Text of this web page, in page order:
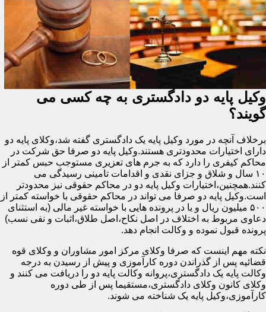
وکیل پایه دو دادگستری به چه کسی می
گویند؟
برخلاف آنچه در مورد وکیل پایه یک دادگستری گفته شد،وکلای پایه دو
دارای اختیارات محدودتری هستند.وکیل پایه دو صرفا حق شرکت در
محاکم کیفری را دارد که به جرم های تعزیری مستوجب حبس کمتر از
۱۰ سال و شلاق و جزای نقدی و اقدامات تامینی رسیدگی می
کنند.همچنین،اختیارات وکیل پایه دو در محاکم حقوقی نیز محدودتر
است.وکیل پایه دو صرفا می تواند در محاکم حقوقی با خواسته کمتر از
۵۰۰ میلیون ریال و یا در پرونده هایی با خواسته غیر مالی (به استثنای
دعاوی مربوط به اختلاف در اصل نکاح،اصل طلاق،اثبات و نفی نسب)
پرونده قبول نموده و وکالت انجام دهد.
نکته مهم اینست که صرفا وکلای مرکز امور مشاوران و وکلای قوه
قضائیه پس از گذراندن دوره کارآموزی و پیش از رسیدن به درجه
وکالت پایه یک دادگستری،پروانه وکالت پایه دو را دریافت می کنند و
وکلای کانون وکلای دادگستری،مستقیما پس از طی دوره
کارآموزی،وکیل پایه یک شناخته می شوند.